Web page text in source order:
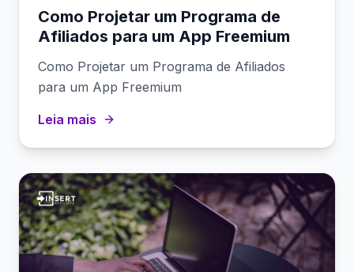
Como Projetar um Programa de
Afiliados para um App Freemium
Como Projetar um Programa de Afiliados
para um App Freemium
Leia mais